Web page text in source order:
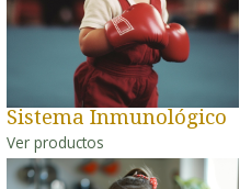
Sistema Inmunológico
Ver productos